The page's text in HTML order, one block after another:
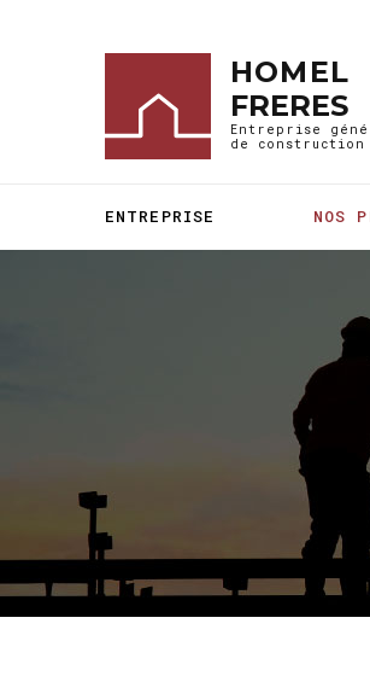
HOMEL
FRERES
Entreprise
de construction
ENTREPRISE NOS